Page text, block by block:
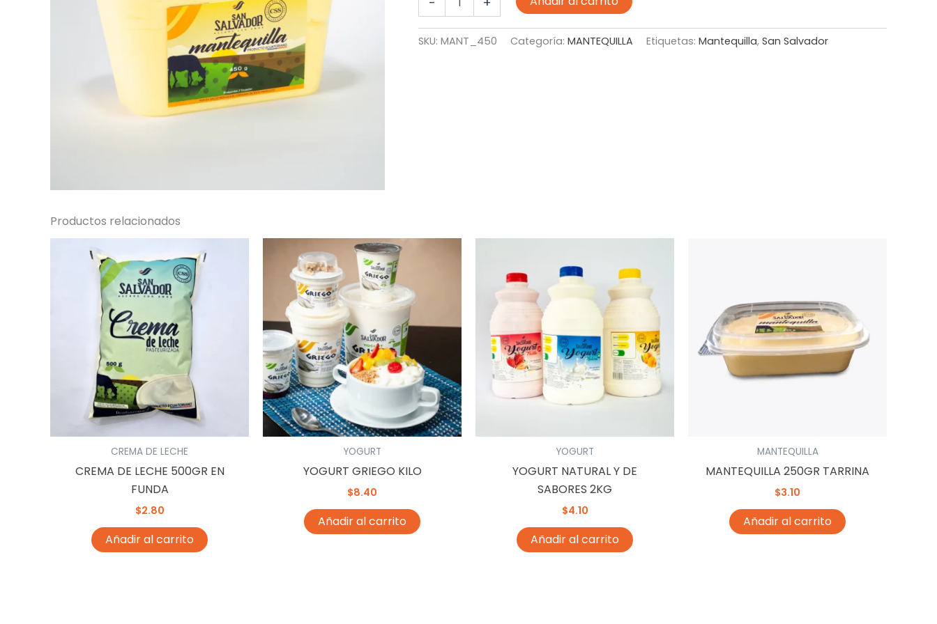
cantidad
SKU: MANT_450 Categoría: MANTEQUILLA Etiquetas: Mantequilla, San Salvador
Productos relacionados
CREMA DE LECHE
CREMA DE LECHE 500GR EN
FUNDA
$2.80
Añadir al carrito
YOGURT
YOGURT GRIEGO KILO
$8.40
Añadir al carrito
YOGURT
YOGURT NATURAL Y DE
SABORES 2KG
$4.10
Añadir al carrito
MANTEQUILLA
MANTEQUILLA 250GR TARRINA
$3.10
Añadir al carrito